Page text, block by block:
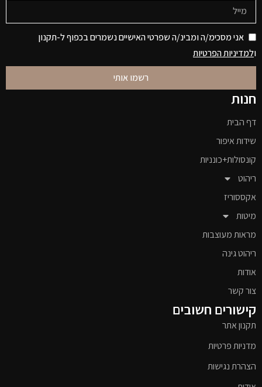
אני מסכימ/ה ומבינ/ה שפרטי האישיים נשמרים בכפוף ל-תקנון
ולמדיניות הפרטיות
רשמו אותי
חנות
דף הבית
שידות איפור
קונסולות+כונניות
ריהוט
אקססוריז
מיטות
מראות מעוצבות
ריהוט גינה
אודות
צור קשר
קישורים חשובים
תקנון אתר
מדניות פרטיות
הצהרת נגישות